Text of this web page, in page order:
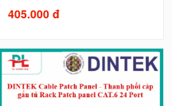
405.000 đ